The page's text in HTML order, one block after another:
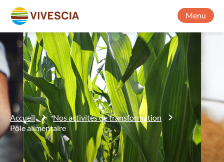
Menu
Accueil
Nos activités de transformation
Pôle alimentaire